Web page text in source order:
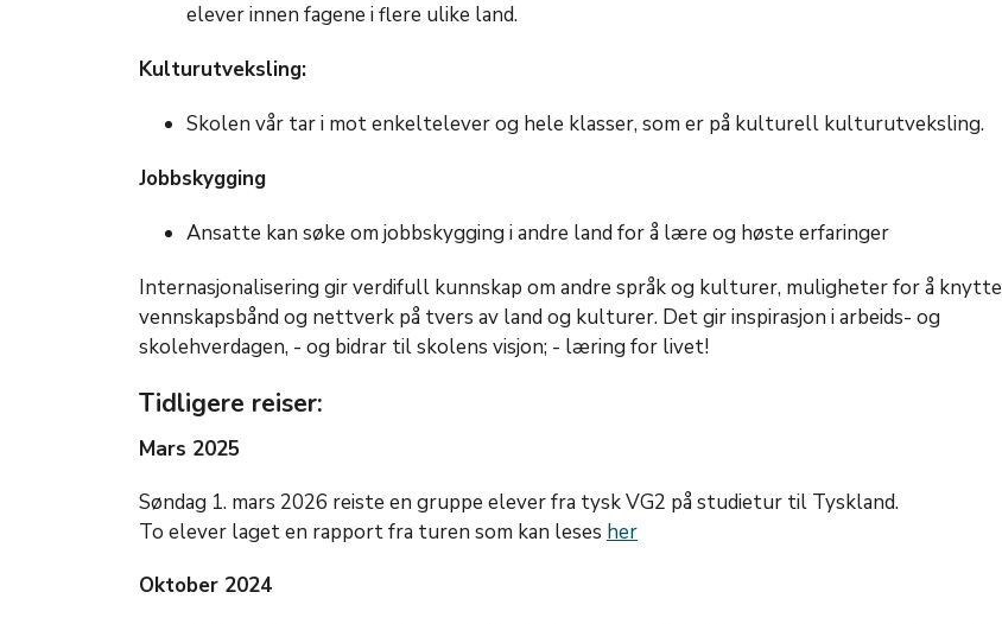
elever innen fagene i flere ulike land.
Kulturutveksling:
Skolen vår tar i mot enkeltelever og hele klasser, som er på kulturell kulturutveksling.
Jobbskygging
Ansatte kan søke om jobbskygging i andre land for å lære og høste erfaringer
Internasjonalisering gir verdifull kunnskap om andre språk og kulturer, muligheter for å knytte
vennskapsbånd og nettverk på tvers av land og kulturer. Det gir inspirasjon i arbeids- og
skolehverdagen, - og bidrar til skolens visjon; - læring for livet!
Tidligere reiser:
Mars 2025
Søndag 1. mars 2026 reiste en gruppe elever fra tysk VG2 på studietur til Tyskland.
To elever laget en rapport fra turen som kan leses her
Oktober 2024